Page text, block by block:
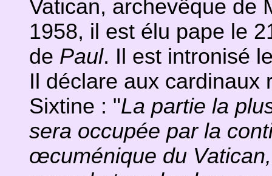
Vatican, archevêque de
1958, il est élu pape le
de Paul. Il est intronisé
Il déclare aux cardinaux
Sixtine : "La partie la
sera occupée par la
œcuménique du